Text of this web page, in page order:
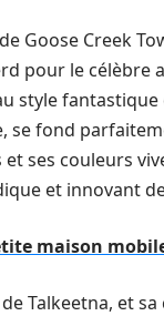
Goose Creek
pour le célèbre
style fantastique
se fond
ses couleurs
et innovant
maison
Talkeetna, et